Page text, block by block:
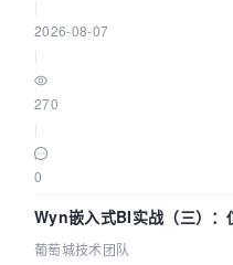
2026-08-07
270
0
Wyn嵌入式BI实战（三）：
数联动全闭环
葡萄城技术团队